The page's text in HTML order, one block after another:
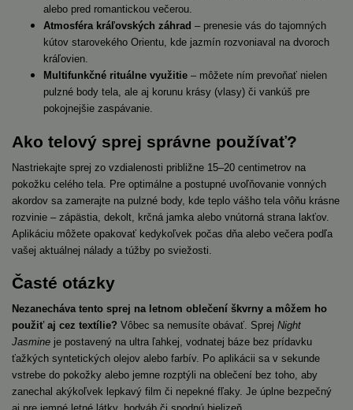
alebo pred romantickou večerou.
Atmosféra kráľovských záhrad – prenesie vás do tajomných
kútov starovekého Orientu, kde jazmín rozvoniaval na dvoroch
kráľovien.
Multifunkčné rituálne využitie – môžete ním prevoňať nielen
pulzné body tela, ale aj korunu krásy (vlasy) či vankúš pre
pokojnejšie zaspávanie.
Ako telový sprej správne používať?
Nastriekajte sprej zo vzdialenosti približne 15–20 centimetrov na
pokožku celého tela. Pre optimálne a postupné uvoľňovanie vonných
akordov sa zamerajte na pulzné body, kde teplo vášho tela vôňu krásne
rozvinie – zápästia, dekolt, krčná jamka alebo vnútorná strana lakťov.
Aplikáciu môžete opakovať kedykoľvek počas dňa alebo večera podľa
vašej aktuálnej nálady a túžby po sviežosti.
Časté otázky
Nezanecháva tento sprej na letnom oblečení škvrny a môžem ho
použiť aj cez textílie? Vôbec sa nemusíte obávať. Sprej Night
Jasmine je postavený na ultra ľahkej, vodnatej báze bez prídavku
ťažkých syntetických olejov alebo farbív. Po aplikácii sa v sekunde
vstrebe do pokožky alebo jemne rozptýli na oblečení bez toho, aby
zanechal akýkoľvek lepkavý film či nepekné fľaky. Je úplne bezpečný